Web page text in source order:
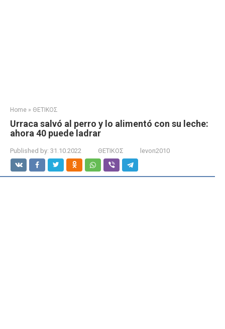
Home » ΘΕΤΙΚΟΣ
Urraca salvó al perro y lo alimentó con su leche:
ahora 40 puede ladrar
Published by: 31.10.2022 ΘΕΤΙΚΟΣ levon2010